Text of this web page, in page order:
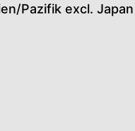
Pazifik excl. Japan